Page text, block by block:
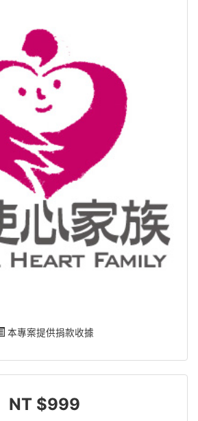
本專案提供捐款收據
NT $999